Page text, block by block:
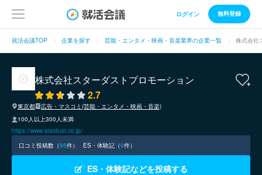
ログイン 無料登録
就活会議TOP 企業を探す 芸能・エンタメ・映画・音楽業界の企業一覧 株式会社
株式会社スターダストプロモーション
2.7
東京都
広告・マスコミ(芸能・エンタメ・映画・音楽)
100人以上300人未満
https://www.stardust.co.jp/
口コミ投稿数（95件） ES・体験記（0件）
ES・体験記などを投稿する